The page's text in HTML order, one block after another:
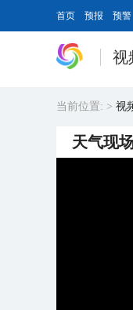
首页 预报 预警
视
当前位置: > 视
天气现